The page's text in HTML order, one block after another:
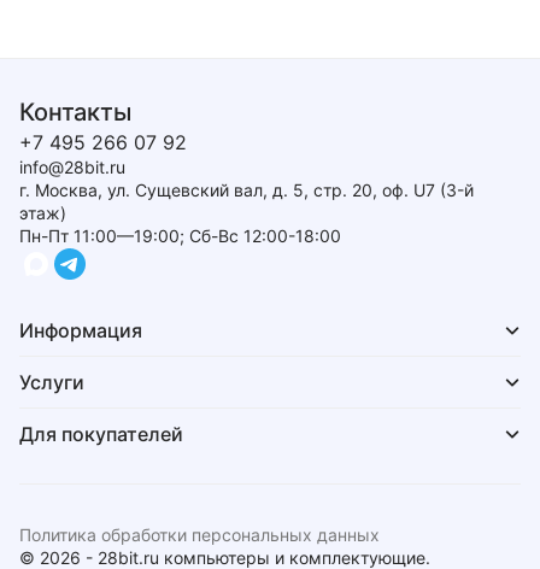
Контакты
+7 495 266 07 92
info@28bit.ru
г. Москва, ул. Сущевский вал, д. 5, стр. 20, оф. U7 (3-й
этаж)
Пн-Пт 11:00—19:00; Сб-Вс 12:00-18:00
Информация
Услуги
Для покупателей
© 2026 - 28bit.ru компьютеры и комплектующие.
Политика обработки персональных данных